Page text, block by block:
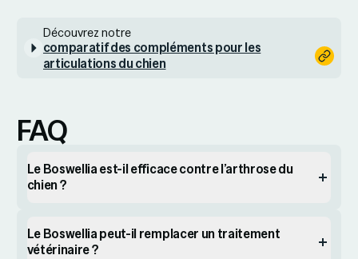
Découvrez notre
comparatif des compléments pour les
articulations du chien
FAQ
Le Boswellia est-il efficace contre l’arthrose du
chien ?
Le Boswellia peut-il remplacer un traitement
vétérinaire ?